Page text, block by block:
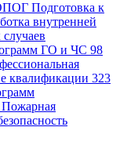
Подготовка к
внутренней
ГО и ЧС 98
квалификации 323
Пожарная